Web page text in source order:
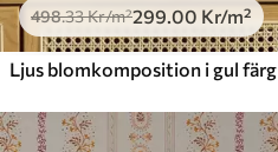
498.33Kr/m²299.00 Kr/m²
Ljus blomkomposition i gul färg